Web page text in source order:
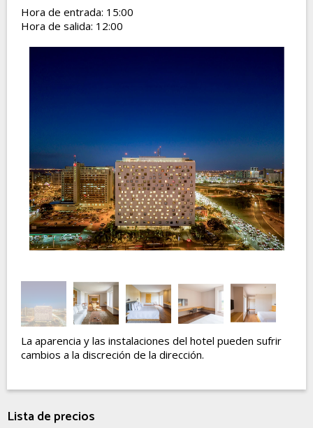
Hora de entrada: 15:00
Hora de salida: 12:00
La aparencia y las instalaciones del hotel pueden sufrir
cambios a la discreción de la dirección.
Lista de precios